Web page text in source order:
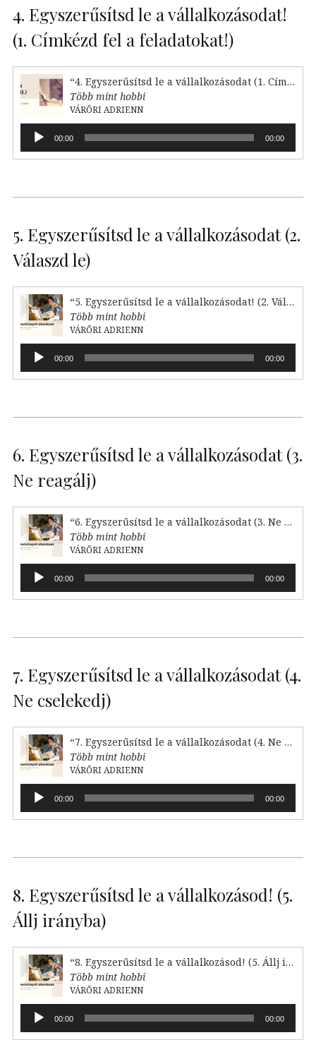
4. Egyszerűsítsd le a vállalkozásodat!
(1. Címkézd fel a feladatokat!)
“4. Egyszerűsítsd le a vállalkozásodat (1. Címkézd fel!)”
Több mint hobbi
VÁRŐRI ADRIENN
Audió
lejátszó00:00 00:00
5. Egyszerűsítsd le a vállalkozásodat (2.
Válaszd le)
“5. Egyszerűsítsd le a vállalkozásodat! (2. Válaszd le)”
Több mint hobbi
VÁRŐRI ADRIENN
Audió
lejátszó00:00 00:00
6. Egyszerűsítsd le a vállalkozásodat (3.
Ne reagálj)
“6. Egyszerűsítsd le a vállalkozásodat (3. Ne reagálj)”
Több mint hobbi
VÁRŐRI ADRIENN
Audió
lejátszó00:00 00:00
7. Egyszerűsítsd le a vállalkozásodat (4.
Ne cselekedj)
“7. Egyszerűsítsd le a vállalkozásodat (4. Ne cselekedj)”
Több mint hobbi
VÁRŐRI ADRIENN
Audió
lejátszó00:00 00:00
8. Egyszerűsítsd le a vállalkozásod! (5.
Állj irányba)
“8. Egyszerűsítsd le a vállalkozásod! (5. Állj irányba)”
Több mint hobbi
VÁRŐRI ADRIENN
Audió
lejátszó00:00 00:00